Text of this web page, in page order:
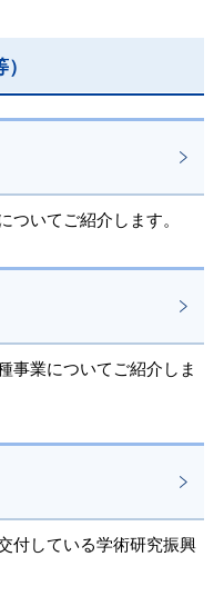
ついてご紹介します。
事業についてご紹介しま
付している学術研究振興